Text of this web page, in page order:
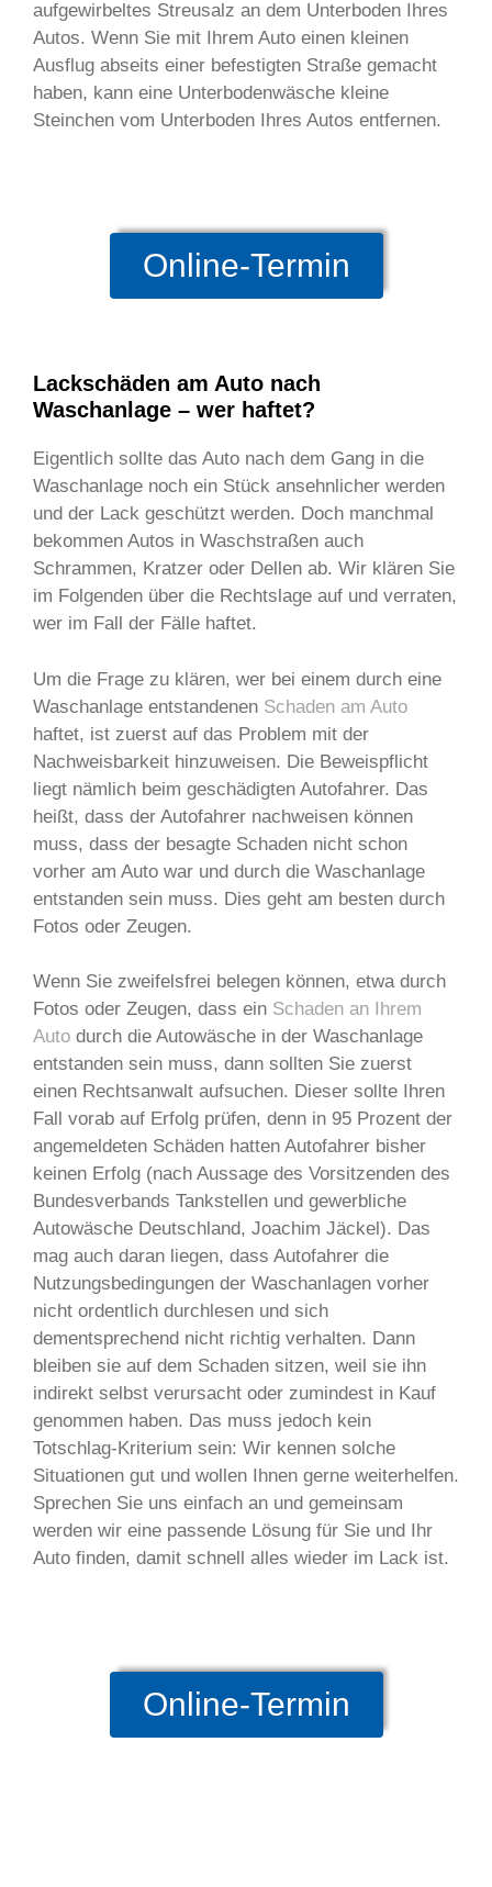
aufgewirbeltes Streusalz an dem Unterboden Ihres
Autos. Wenn Sie mit Ihrem Auto einen kleinen
Ausflug abseits einer befestigten Straße gemacht
haben, kann eine Unterbodenwäsche kleine
Steinchen vom Unterboden Ihres Autos entfernen.
Online-Termin
Lackschäden am Auto nach
Waschanlage – wer haftet?
Eigentlich sollte das Auto nach dem Gang in die
Waschanlage noch ein Stück ansehnlicher werden
und der Lack geschützt werden. Doch manchmal
bekommen Autos in Waschstraßen auch
Schrammen, Kratzer oder Dellen ab. Wir klären Sie
im Folgenden über die Rechtslage auf und verraten,
wer im Fall der Fälle haftet.
Um die Frage zu klären, wer bei einem durch eine
Waschanlage entstandenen Schaden am Auto
haftet, ist zuerst auf das Problem mit der
Nachweisbarkeit hinzuweisen. Die Beweispflicht
liegt nämlich beim geschädigten Autofahrer. Das
heißt, dass der Autofahrer nachweisen können
muss, dass der besagte Schaden nicht schon
vorher am Auto war und durch die Waschanlage
entstanden sein muss. Dies geht am besten durch
Fotos oder Zeugen.
Wenn Sie zweifelsfrei belegen können, etwa durch
Fotos oder Zeugen, dass ein Schaden an Ihrem
Auto durch die Autowäsche in der Waschanlage
entstanden sein muss, dann sollten Sie zuerst
einen Rechtsanwalt aufsuchen. Dieser sollte Ihren
Fall vorab auf Erfolg prüfen, denn in 95 Prozent der
angemeldeten Schäden hatten Autofahrer bisher
keinen Erfolg (nach Aussage des Vorsitzenden des
Bundesverbands Tankstellen und gewerbliche
Autowäsche Deutschland, Joachim Jäckel). Das
mag auch daran liegen, dass Autofahrer die
Nutzungsbedingungen der Waschanlagen vorher
nicht ordentlich durchlesen und sich
dementsprechend nicht richtig verhalten. Dann
bleiben sie auf dem Schaden sitzen, weil sie ihn
indirekt selbst verursacht oder zumindest in Kauf
genommen haben. Das muss jedoch kein
Totschlag-Kriterium sein: Wir kennen solche
Situationen gut und wollen Ihnen gerne weiterhelfen.
Sprechen Sie uns einfach an und gemeinsam
werden wir eine passende Lösung für Sie und Ihr
Auto finden, damit schnell alles wieder im Lack ist.
Online-Termin